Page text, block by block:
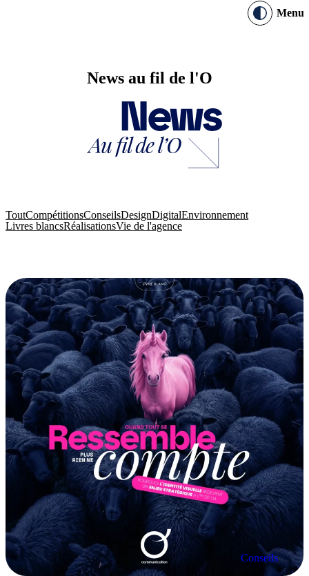
Menu
News au fil de l'O
ToutCompétitionsConseilsDesignDigitalEnvironnement
Livres blancsRéalisationsVie de l'agence
Conseils